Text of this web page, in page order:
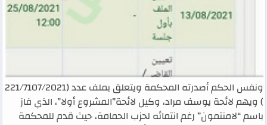
ونفس الحكم أصدرته المحكمة ويتعلق بملف عدد (221/7107/2021
) ويهم لائحة يوسف مراد، وكيل لائحة”المشروع أولا”، الذي فاز
باسم “لامنتمون” رغم انتمائه لحزب الحمامة، حيث قدم للمحكمة